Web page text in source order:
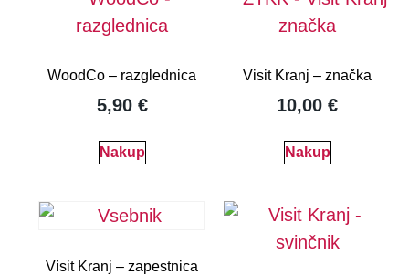
WoodCo – razglednica
5,90 €
Nakup
Visit Kranj – značka
10,00€
Nakup
Visit Kranj – zapestnica